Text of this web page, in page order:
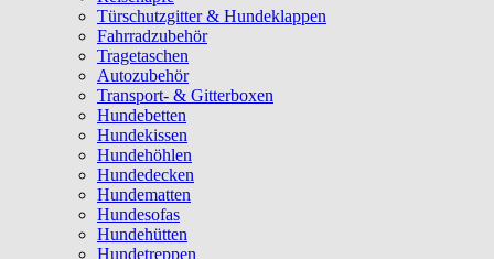
Türschutzgitter & Hundeklappen
Fahrradzubehör
Tragetaschen
Autozubehör
Transport- & Gitterboxen
Hundebetten
Hundekissen
Hundehöhlen
Hundedecken
Hundematten
Hundesofas
Hundehütten
Hundetreppen